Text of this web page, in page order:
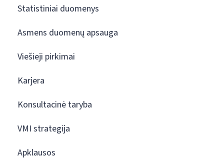
Statistiniai duomenys
Asmens duomenų apsauga
Viešieji pirkimai
Karjera
Konsultacinė taryba
VMI strategija
Apklausos